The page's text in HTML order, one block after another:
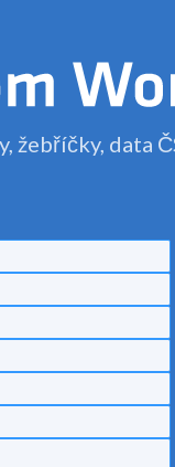
žebříčky, data